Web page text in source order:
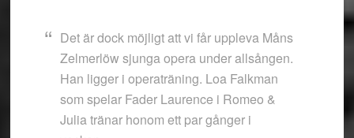
Det är dock möjligt att vi får uppleva Måns
Zelmerlöw sjunga opera under allsången.
Han ligger i operaträning. Loa Falkman
som spelar Fader Laurence i Romeo &
Julia tränar honom ett par gånger i